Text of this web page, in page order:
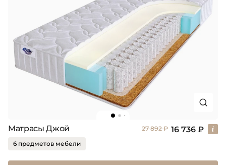
Матрасы Джой 27 892 ₽ 16 736 ₽
6 предметов мебели